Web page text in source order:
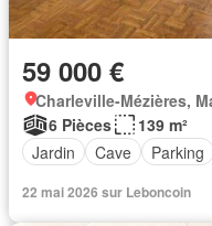
59 000 €
Charleville-Mézières,
6 Pièces
139 m²
Jardin
Cave Parking
22 mai 2026 sur Leboncoin